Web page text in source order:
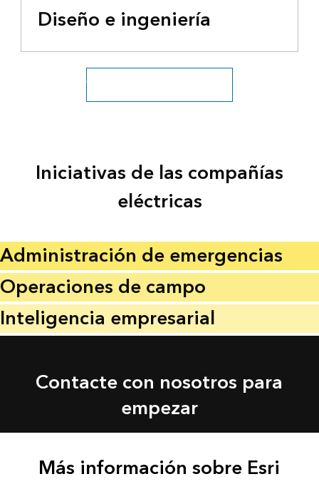
Diseño e ingeniería
Ver todos los servicios públicos
Iniciativas de las compañías
eléctricas
Administración de emergencias
Operaciones de campo
Inteligencia empresarial
Contacte con nosotros para
empezar
Más información sobre Esri